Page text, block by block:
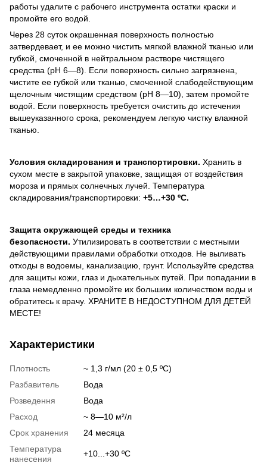
работы удалите с рабочего инструмента остатки краски и
промойте его водой.
Через 28 суток окрашенная поверхность полностью
затвердевает, и ее можно чистить мягкой влажной тканью или
губкой, смоченной в нейтральном растворе чистящего
средства (pH 6—8). Если поверхность сильно загрязнена,
чистите ее губкой или тканью, смоченной слабодействующим
щелочным чистящим средством (pH 8—10), затем промойте
водой. Если поверхность требуется очистить до истечения
вышеуказанного срока, рекомендуем легкую чистку влажной
тканью.
Условия складирования и транспортировки. Хранить в
сухом месте в закрытой упаковке, защищая от воздействия
мороза и прямых солнечных лучей. Температура
складирования/транспортировки: +5…+30 ºC.
Защита окружающей среды и техника
безопасности. Утилизировать в соответствии с местными
действующими правилами обработки отходов. Не выливать
отходы в водоемы, канализацию, грунт. Используйте средства
для защиты кожи, глаз и дыхательных путей. При попадании в
глаза немедленно промойте их большим количеством воды и
обратитесь к врачу. ХРАНИТЕ В НЕДОСТУПНОМ ДЛЯ ДЕТЕЙ
МЕСТЕ!
Характеристики
Плотность
~ 1,3 г/мл (20 ± 0,5 ºC)
Разбавитель
Вода
Розведення
Вода
Расход
~ 8—10 м²/л
Срок хранения
24 месяца
Температура
нанесения
+10...+30 ºC